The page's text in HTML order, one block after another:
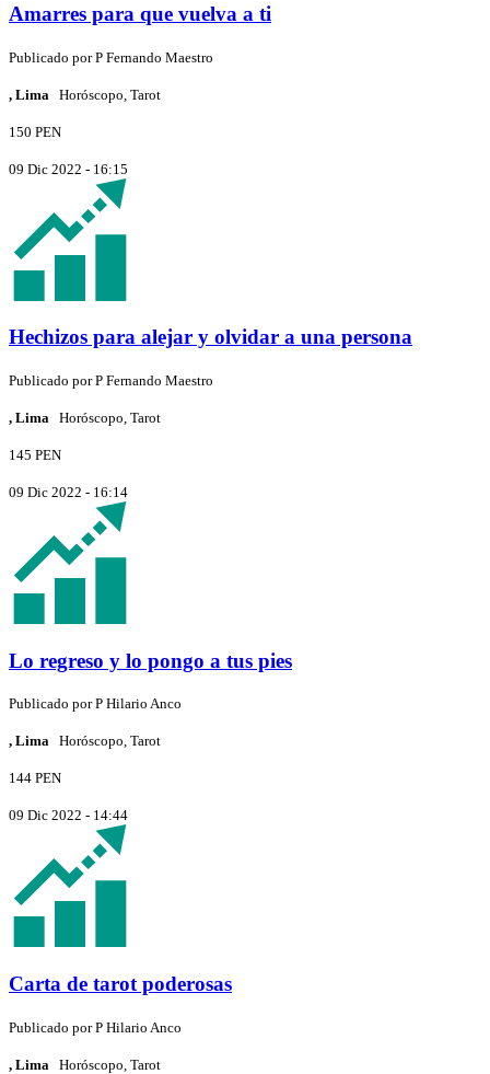
Amarres para que vuelva a ti
Publicado porP Fernando Maestro
, Lima Horóscopo, Tarot
150 PEN
09 Dic 2022 - 16:15
Hechizos para alejar y olvidar a una persona
Publicado porP Fernando Maestro
, Lima Horóscopo, Tarot
145 PEN
09 Dic 2022 - 16:14
Lo regreso y lo pongo a tus pies
Publicado porP Hilario Anco
, Lima Horóscopo, Tarot
144 PEN
09 Dic 2022 - 14:44
Carta de tarot poderosas
Publicado porP Hilario Anco
, Lima Horóscopo, Tarot